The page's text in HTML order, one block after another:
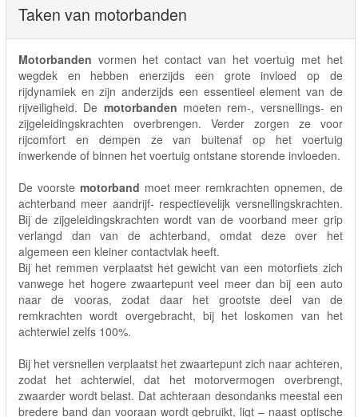
Taken van motorbanden
Motorbanden vormen het contact van het voertuig met het
wegdek en hebben enerzijds een grote invloed op de
rijdynamiek en zijn anderzijds een essentieel element van de
rijveiligheid. De motorbanden moeten rem-, versnellings- en
zijgeleidingskrachten overbrengen. Verder zorgen ze voor
rijcomfort en dempen ze van buitenaf op het voertuig
inwerkende of binnen het voertuig ontstane storende invloeden.
De voorste motorband moet meer remkrachten opnemen, de
achterband meer aandrijf- respectievelijk versnellingskrachten.
Bij de zijgeleidingskrachten wordt van de voorband meer grip
verlangd dan van de achterband, omdat deze over het
algemeen een kleiner contactvlak heeft.
Bij het remmen verplaatst het gewicht van een motorfiets zich
vanwege het hogere zwaartepunt veel meer dan bij een auto
naar de vooras, zodat daar het grootste deel van de
remkrachten wordt overgebracht, bij het loskomen van het
achterwiel zelfs 100%.
Bij het versnellen verplaatst het zwaartepunt zich naar achteren,
zodat het achterwiel, dat het motorvermogen overbrengt,
zwaarder wordt belast. Dat achteraan desondanks meestal een
bredere band dan vooraan wordt gebruikt, ligt – naast optische